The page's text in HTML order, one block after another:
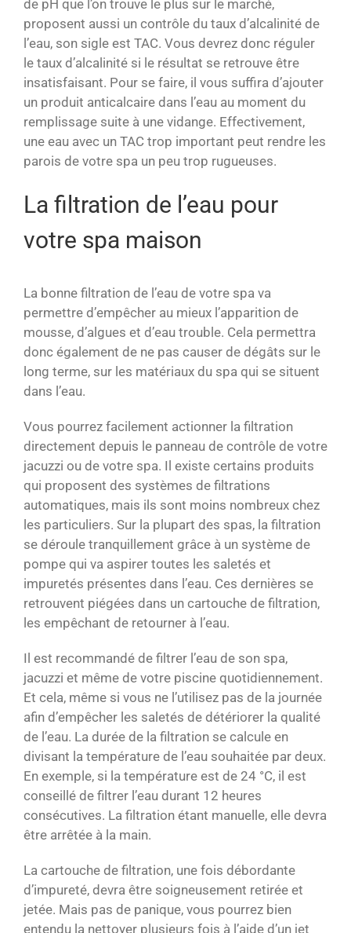
de pH que l’on trouve le plus sur le marché,
proposent aussi un contrôle du taux d’alcalinité de
l’eau, son sigle est TAC. Vous devrez donc réguler
le taux d’alcalinité si le résultat se retrouve être
insatisfaisant. Pour se faire, il vous suffira d’ajouter
un produit anticalcaire dans l’eau au moment du
remplissage suite à une vidange. Effectivement,
une eau avec un TAC trop important peut rendre les
parois de votre spa un peu trop rugueuses.
La filtration de l’eau pour
votre spa maison
La bonne filtration de l’eau de votre spa va
permettre d’empêcher au mieux l’apparition de
mousse, d’algues et d’eau trouble. Cela permettra
donc également de ne pas causer de dégâts sur le
long terme, sur les matériaux du spa qui se situent
dans l’eau.
Vous pourrez facilement actionner la filtration
directement depuis le panneau de contrôle de votre
jacuzzi ou de votre spa. Il existe certains produits
qui proposent des systèmes de filtrations
automatiques, mais ils sont moins nombreux chez
les particuliers. Sur la plupart des spas, la filtration
se déroule tranquillement grâce à un système de
pompe qui va aspirer toutes les saletés et
impuretés présentes dans l’eau. Ces dernières se
retrouvent piégées dans un cartouche de filtration,
les empêchant de retourner à l’eau.
Il est recommandé de filtrer l’eau de son spa,
jacuzzi et même de votre piscine quotidiennement.
Et cela, même si vous ne l’utilisez pas de la journée
afin d’empêcher les saletés de détériorer la qualité
de l’eau. La durée de la filtration se calcule en
divisant la température de l’eau souhaitée par deux.
En exemple, si la température est de 24 °C, il est
conseillé de filtrer l’eau durant 12 heures
consécutives. La filtration étant manuelle, elle devra
être arrêtée à la main.
La cartouche de filtration, une fois débordante
d’impureté, devra être soigneusement retirée et
jetée. Mais pas de panique, vous pourrez bien
entendu la nettoyer plusieurs fois à l’aide d’un jet